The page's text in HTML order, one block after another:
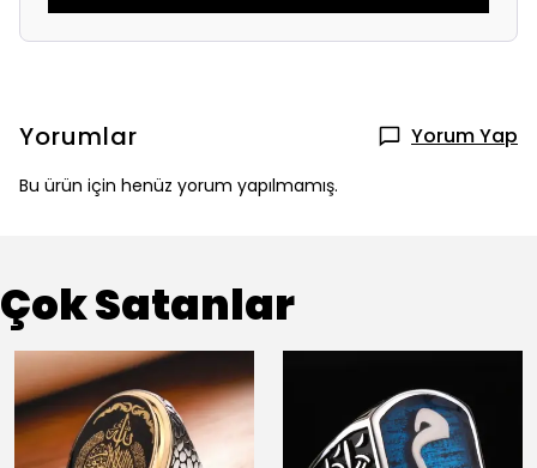
Yorumlar Yorum Yap
Bu ürün için henüz yorum yapılmamış.
Çok Satanlar